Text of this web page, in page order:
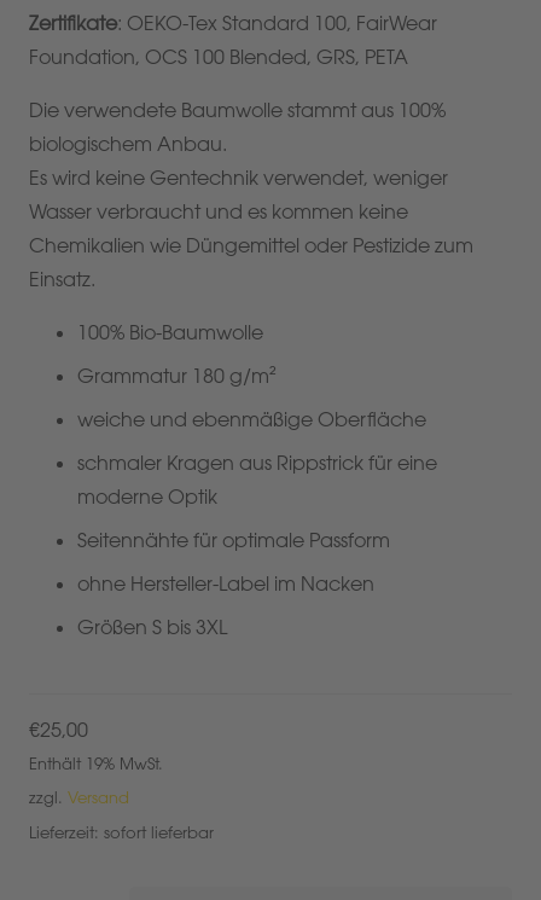
Zertifikate: OEKO-Tex Standard 100, FairWear
Foundation, OCS 100 Blended, GRS, PETA
Die verwendete Baumwolle stammt aus 100%
biologischem Anbau.
Es wird keine Gentechnik verwendet, weniger
Wasser verbraucht und es kommen keine
Chemikalien wie Düngemittel oder Pestizide zum
Einsatz.
100% Bio-Baumwolle
Grammatur 180 g/m²
weiche und ebenmäßige Oberfläche
schmaler Kragen aus Rippstrick für eine
moderne Optik
Seitennähte für optimale Passform
ohne Hersteller-Label im Nacken
Größen S bis 3XL
€25,00
Enthält 19% MwSt.
zzgl. Versand
Lieferzeit: sofort lieferbar